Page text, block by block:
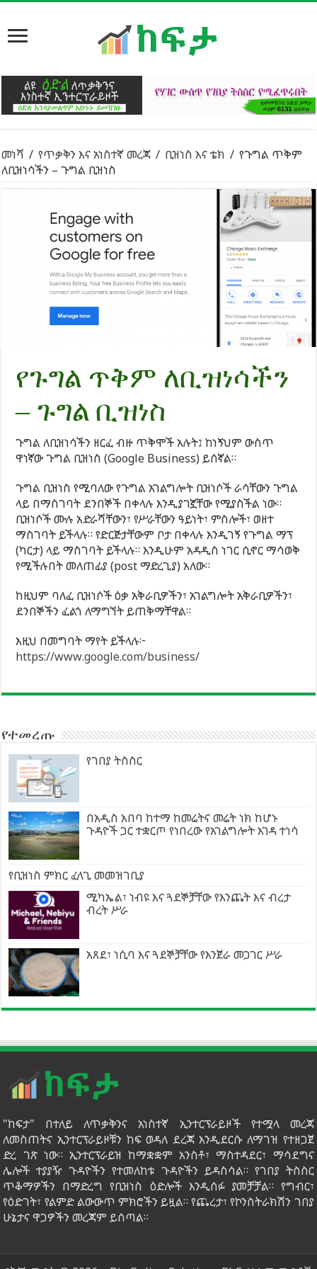
መነሻ / የጥቃቅን እና አነስተኛ መረጃ / ቢዝነስ እና ቴክ / የጉግል ጥቅም
ለቢዝነሳችን – ጉግል ቢዝነስ
የጉግል ጥቅም ለቢዝነሳችን
– ጉግል ቢዝነስ
ጉግል ለቢዝነሳችን ዘርፈ ብዙ ጥቅሞች አሉት፤ ከነኝህም ውስጥ
ዋነኛው ጉግል ቢዝነስ (Google Business) ይሰኛል።
ጉግል ቢዝነስ የሚባለው የጉግል አገልግሎት ቢዝነሶች ራሳቸውን ጉግል
ላይ በማስገባት ደንበኞች በቀላሉ እንዲያገኟቸው የሚያስችል ነው።
ቢዝነሶች ሙሉ አድራሻቸውን፣ የሥራቸውን ዓይነት፣ ምስሎች፣ ወዘተ
ማስገባት ይችላሉ። የድርጅታቸውም ቦታ በቀላሉ እንዲገኝ የጉግል ማፕ
(ካርታ) ላይ ማስገባት ይችላሉ። እንዲሁም አዳዲስ ነገር ሲኖር ማሳወቅ
የሚችሉበት መለጠፊያ (post ማድረጊያ) አለው።
ከዚህም ባለፈ ቢዝነሶች ዕቃ አቅራቢዎችን፣ አገልግሎት አቅራቢዎችን፣
ደንበኞችን ፈልጎ ለማግኘት ይጠቅማቸዋል።
እዚህ በመግባት ማየት ይችላሉ፦
https://www.google.com/business/
የተመረጡ
የገበያ ትስስር
በአዲስ አበባ ከተማ ከመሬትና መሬት ነክ ከሆኑ
ጉዳዮች ጋር ተቋርጦ የነበረው የአገልግሎት እገዳ ተነሳ
የቢዝነስ ምክር ፈላጊ መመዝገቢያ
ሚካኤል፣ ነብዩ እና ጓደኞቻቸው የእንጨት እና ብረታ
ብረት ሥራ
አጸደ፣ ነሲባ እና ጓደኞቻቸው የእንጀራ መጋገር ሥራ
"ከፍታ" በተለይ ለጥቃቅንና አነስተኛ ኢንተርፕራይዞች የተሟላ መረጃ
ለመስጠትና ኢንተርፕራይዞቹን ከፍ ወዳለ ደረጃ እንዲደርሱ ለማገዝ የተዘጋጀ
ድረ ገጽ ነው። ኢንተርፕራይዝ ከማቋቋም አንስቶ፣ ማስተዳደር፣ ማሳደግና
ሌሎች ተያያዥ ጉዳዮችን የተመለከቱ ጉዳዮችን ይዳስሳል። የገበያ ትስስር
ጥቆማዎችን በማድረግ የቢዝነስ ዕድሎች እንዲሰፉ ያመቻቻል። የግብር፣
የዕድገት፣ የልምድ ልውውጥ ምክሮችን ይዟል። የጨረታ፣ የኮንስትራክሽን ገበያ
ሁኔታና ዋጋዎችን መረጃም ይሰጣል።